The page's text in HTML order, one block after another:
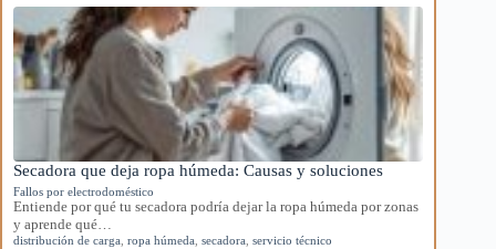
Secadora que deja ropa húmeda: Causas y soluciones
Fallos por electrodoméstico
Entiende por qué tu secadora podría dejar la ropa húmeda por zonas
y aprende qué…
distribución de carga ropa húmeda secadora servicio técnico